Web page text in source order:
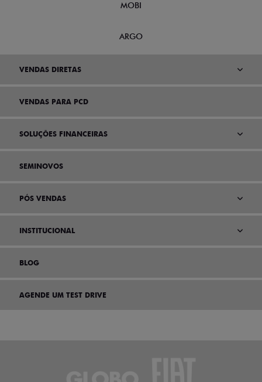
MOBI
ARGO
VENDAS DIRETAS
VENDAS PARA PCD
SOLUÇÕES FINANCEIRAS
SEMINOVOS
PÓS VENDAS
INSTITUCIONAL
BLOG
AGENDE UM TEST DRIVE